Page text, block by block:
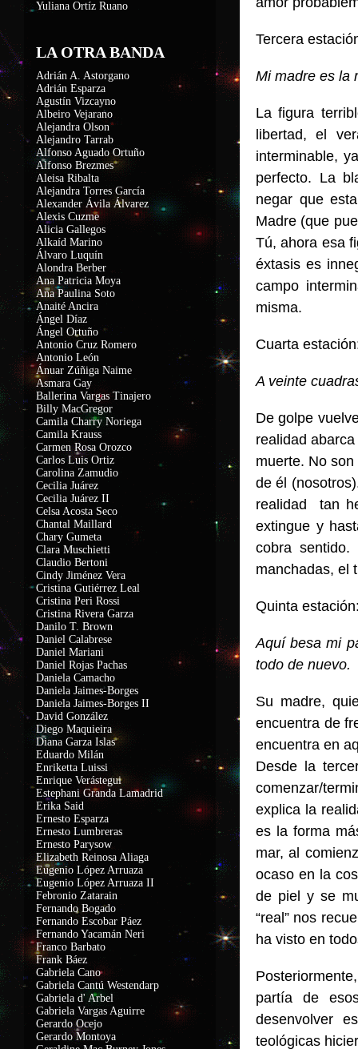
Tercera
Mi madre es la
La figura
libertad, el
interminable,
perfecto. La
negar que
Madre (que
Tú, ahora esa
éxtasis es
campo
misma.
Cuarta
A veinte
De golpe
realidad
muerte. No
de él
realidad tan
extingue y
cobra sentido.
manchadas, el
Quinta
Aquí besa mi
todo de nuevo.
Su madre,
encuentra de
encuentra en
Desde la
comenzar/
explica la
es la forma
mar, al
ocaso en la
de piel y se
“real” nos
ha visto en
partía de
desenvolver
teológicas
Yuliana Ortíz Ruano
LA OTRA BANDA
Adrián A. Astorgano
Adrián Esparza
Agustín Vizcayno
Albeiro Vejarano
Alejandra Olson
Alejandro Tarrab
Alfonso Aguado Ortuño
Alfonso Brezmes
Aleisa Ribalta
Alejandra Torres García
Alexander Ávila Álvarez
Alexis Cuzme
Alicia Gallegos
Alkaíd Marino
Álvaro Luquín
Alondra Berber
Ana Patricia Moya
Ana Paulina Soto
Anaité Ancira
Ángel Díaz
Ángel Ortuño
Antonio Cruz Romero
Antonio León
Ánuar Zúñiga Naime
Asmara Gay
Ballerina Vargas Tinajero
Billy MacGregor
Camila Charry Noriega
Camila Krauss
Carmen Rosa Orozco
Carlos Luis Ortiz
Carolina Zamudio
Cecilia Juárez
Cecilia Juárez II
Celsa Acosta Seco
Chantal Maillard
Chary Gumeta
Clara Muschietti
Claudio Bertoni
Cindy Jiménez Vera
Cristina Gutiérrez Leal
Cristina Peri Rossi
Cristina Rivera Garza
Danilo T. Brown
Daniel Calabrese
Daniel Mariani
Daniel Rojas Pachas
Daniela Camacho
Daniela Jaimes-Borges
Daniela Jaimes-Borges II
David González
Diego Maquieira
Diana Garza Islas
Eduardo Milán
Enriketta Luissi
Enrique Verástegui
Estephani Granda Lamadrid
Erika Said
Ernesto Esparza
Ernesto Lumbreras
Ernesto Parysow
Elizabeth Reinosa Aliaga
Eugenio López Arruaza
Eugenio López Arruaza II
Febronio Zatarain
Fernando Bogado
Fernando Escobar Páez
Fernando Yacamán Neri
Franco Barbato
Frank Báez
Gabriela Cano
Gabriela Cantú Westendarp
Gabriela d' Arbel
Gabriela Vargas Aguirre
Gerardo Ocejo
Gerardo Montoya